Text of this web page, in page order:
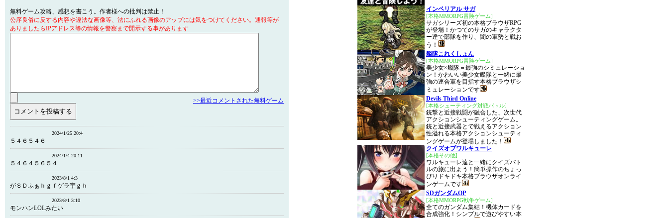
無料ゲーム攻略、感想を書こう。作者様への批判は禁止！
公序良俗に反する内容や違法な画像等、法にふれる画像のアップには気をつけてください。通報等が
ありましたらIPアドレス等の情報を警察まで開示する事があります
>>最近コメントされた無料ゲーム
2024/1/25 20:4
５４６５４６
2024/1/4 20:11
５４６４５６５４
2023/8/1 4:3
がＳＤふぁｈｇｆゲラ宇ｇｈ
2023/8/1 3:10
モンハンLOLみたい
インペリアル サガ
[本格MMORPG冒険ゲーム]
サガシリーズ初の本格ブラウザRPG
が登場！かつてのサガのキャラクタ
ー達で部隊を作り、闇の軍勢と戦お
う！
艦隊これくしょん
[本格MMORPG冒険ゲーム]
美少女×艦隊＝最強のシミュレーショ
ン！かわいい美少女艦隊と一緒に最
強の連合軍を目指す本格ブラウザシ
ミュレーションです
Devils Third Online
[本格シューティング対戦バトル]
銃撃と近接戦闘が融合した、次世代
アクションシューティングゲーム。
銃と近接武器とで戦えるアクション
性溢れる本格アクションシューティ
ングゲームが登場しました！
クイズオブワルキューレ
[本格その他]
ワルキューレ達と一緒にクイズバト
ルの旅に出よう！簡単操作のちょっ
ぴりドキドキ本格ブラウザオンライ
ンゲームです
SDガンダムOP
[本格MMORPG戦争ゲーム]
全てのガンダム集結！機体カードを
合成強化！シンプルで遊びやすい本